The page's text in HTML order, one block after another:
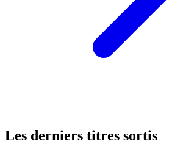
Les derniers titres sortis